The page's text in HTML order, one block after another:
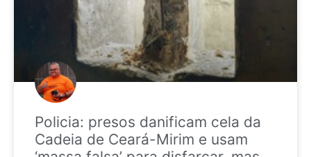
Policia: presos danificam cela da
Cadeia de Ceará-Mirim e usam